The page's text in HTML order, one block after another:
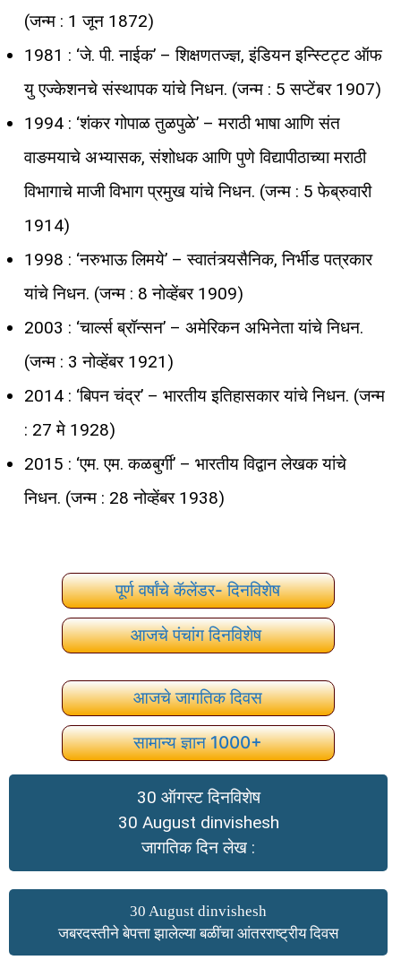
(जन्म : 1 जून 1872)
1981 : ‘जे. पी. नाईक’ – शिक्षणतज्ज्ञ, इंडियन इन्स्टिट्ट ऑफ
यु एज्केशनचे संस्थापक यांचे निधन. (जन्म : 5 सप्टेंबर 1907)
1994 : ‘शंकर गोपाळ तुळपुळे’ – मराठी भाषा आणि संत
वाङमयाचे अभ्यासक, संशोधक आणि पुणे विद्यापीठाच्या मराठी
विभागाचे माजी विभाग प्रमुख यांचे निधन. (जन्म : 5 फेब्रुवारी
1914)
1998 : ‘नरुभाऊ लिमये’ – स्वातंत्र्यसैनिक, निर्भीड पत्रकार
यांचे निधन. (जन्म : 8 नोव्हेंबर 1909)
2003 : ‘चार्ल्स ब्रॉन्सन’ – अमेरिकन अभिनेता यांचे निधन.
(जन्म : 3 नोव्हेंबर 1921)
2014 : ‘बिपन चंद्र’ – भारतीय इतिहासकार यांचे निधन. (जन्म
: 27 मे 1928)
2015 : ‘एम. एम. कळबुर्गी’ – भारतीय विद्वान लेखक यांचे
निधन. (जन्म : 28 नोव्हेंबर 1938)
पूर्ण वर्षांचे कॅलेंडर- दिनविशेष
आजचे पंचांग दिनविशेष
आजचे जागतिक दिवस
सामान्य ज्ञान 1000+
30 ऑगस्ट दिनविशेष
30 August dinvishesh
जागतिक दिन लेख :
30 August dinvishesh
जबरदस्तीने बेपत्ता झालेल्या बळींचा आंतरराष्ट्रीय दिवस